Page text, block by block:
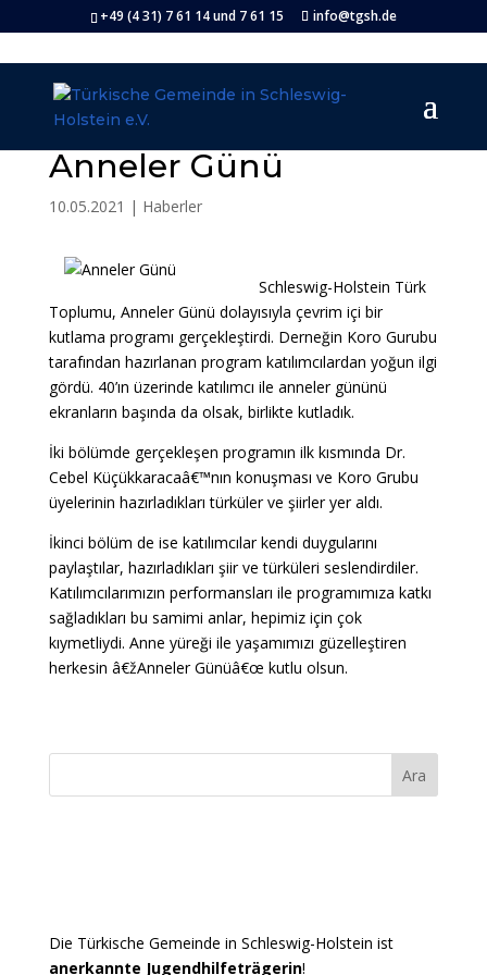
+49 (4 31) 7 61 14 und 7 61 15 info@tgsh.de
Anneler Günü
10.05.2021 | Haberler
Schleswig-Holstein Türk
Toplumu, Anneler Günü dolayısıyla çevrim içi bir
kutlama programı gerçekleştirdi. Derneğin Koro Gurubu
tarafından hazırlanan program katılımcılardan yoğun ilgi
gördü. 40’ın üzerinde katılımcı ile anneler gününü
ekranların başında da olsak, birlikte kutladık.
İki bölümde gerçekleşen programın ilk kısmında Dr.
Cebel Küçükkaracaâ€™nın konuşması ve Koro Grubu
üyelerinin hazırladıkları türküler ve şiirler yer aldı.
İkinci bölüm de ise katılımcılar kendi duygularını
paylaştılar, hazırladıkları şiir ve türküleri seslendirdiler.
Katılımcılarımızın performansları ile programımıza katkı
sağladıkları bu samimi anlar, hepimiz için çok
kıymetliydi. Anne yüreği ile yaşamımızı güzelleştiren
herkesin â€žAnneler Günüâ€œ kutlu olsun.
Ara
Die Türkische Gemeinde in Schleswig-Holstein ist
anerkannte Jugendhilfeträgerin!